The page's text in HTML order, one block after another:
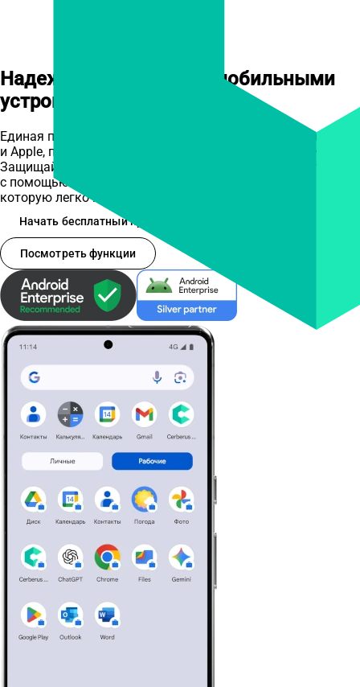
Надежное управление мобильными
устройствами,
Ставшее простым
Единая платформа для управления устройствами Android
и Apple, поддерживающая все модели развертывания.
Защищайте и управляйте своими рабочими устройствами
с помощью безопасности корпоративного уровня,
которую легко настроить и использовать.
Начать бесплатный пробный период
Посмотреть функции